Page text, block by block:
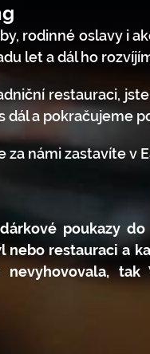
rodinné oslavy i
let a dál ho
restauraci,
dál a pokračujeme
za námi zastavíte v
poukazy
nebo restauraci a
nevyhovovala,